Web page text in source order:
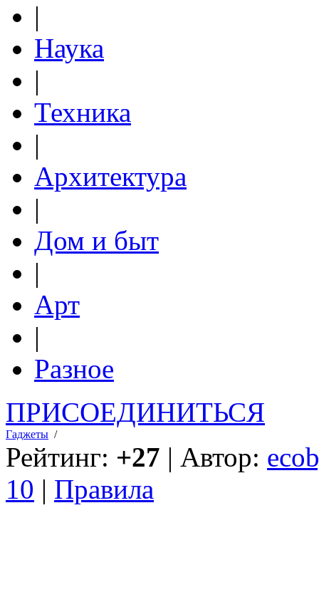
|
Наука
|
Техника
|
Архитектура
|
Дом и быт
|
Арт
|
Разное
ПРИСОЕДИНИТЬСЯ
Гаджеты /
Рейтинг: +27 | Автор:
10 | Правила